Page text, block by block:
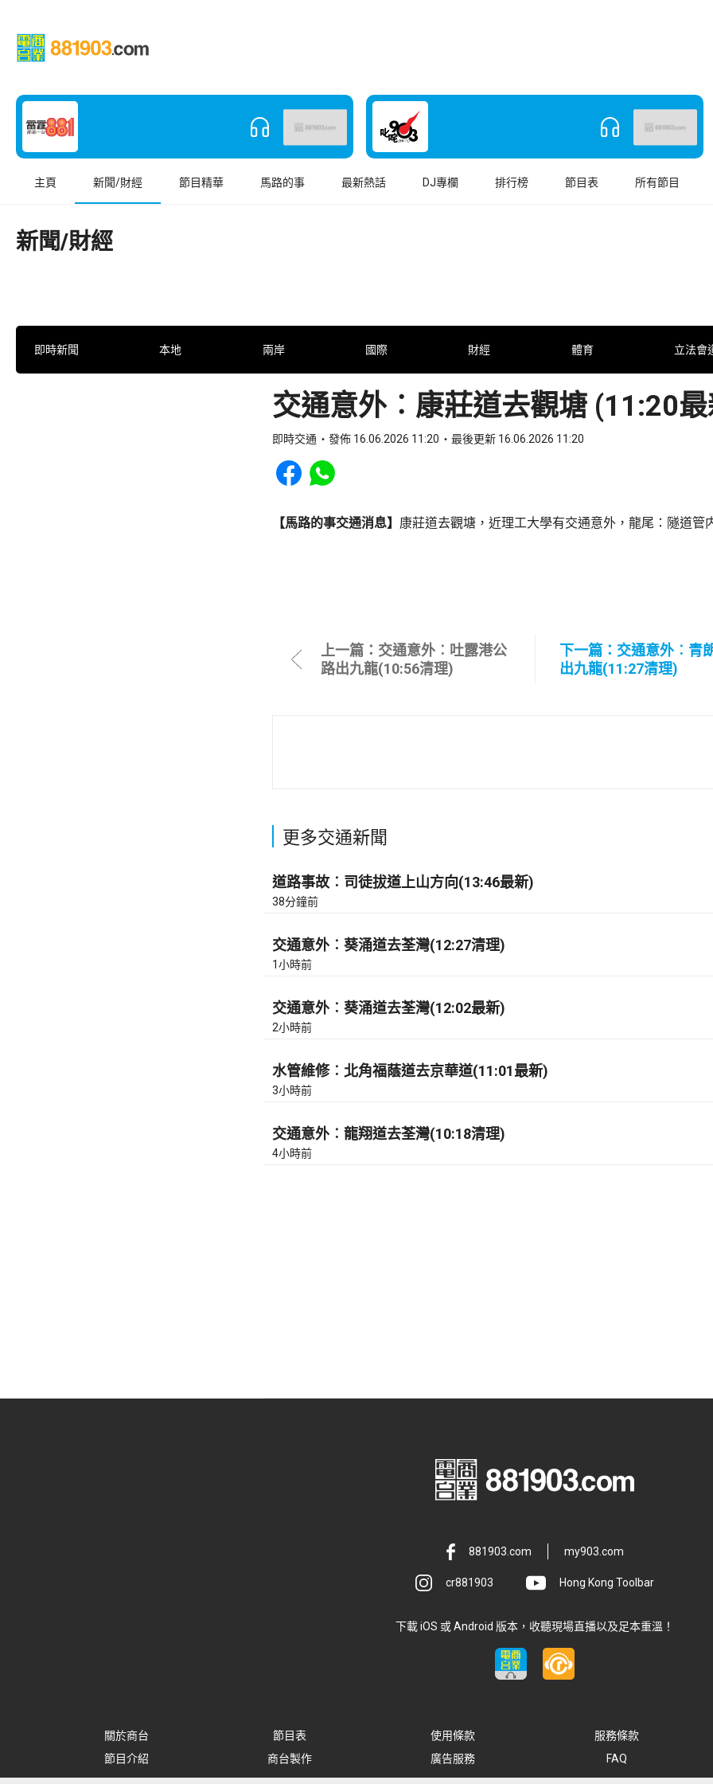
主頁 新聞/財經 節目精華 馬路的事 最新熱話 DJ專欄 排行榜 節目表 所有節目
新聞/財經
即時新聞 本地 兩岸 國際 財經 體育 立法會
交通意外︰康莊道去觀塘 (11:20
即時交通 發佈 16.06.2026 11:20 最後更新 16.06.2026 11:20
Share to Facebook
Share to WhatsApp
【馬路的事交通消息】 康莊道去觀塘，近理工大學有交通意外，龍尾：隧道管
上一篇：交通意外︰吐露港公
路出九龍(10:56清理)
下一篇：交通意外︰青
出九龍(11:27清理)
更多交通新聞
道路事故︰司徒拔道上山方向(13:46最新)
38分鐘前
交通意外︰葵涌道去荃灣(12:27清理)
1小時前
交通意外︰葵涌道去荃灣(12:02最新)
2小時前
水管維修︰北角福蔭道去京華道(11:01最新)
3小時前
交通意外︰龍翔道去荃灣(10:18清理)
4小時前
881903.com my903.com
cr881903 Hong Kong Toolbar
下載 iOS 或 Android 版本，收聽現場直播以及足本重溫！
關於商台 節目表 使用條款 服務條款
節目介紹
商台製作 廣告服務 FAQ